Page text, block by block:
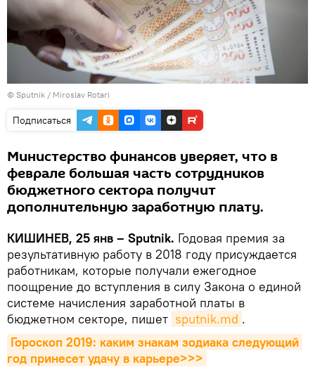
© Sputnik / Miroslav Rotari
Подписаться
Министерство финансов уверяет, что в
феврале большая часть сотрудников
бюджетного сектора получит
дополнительную заработную плату.
КИШИНЕВ, 25 янв – Sputnik. Годовая премия за
результативную работу в 2018 году присуждается
работникам, которые получали ежегодное
поощрение до вступления в силу Закона о единой
системе начисления заработной платы в
бюджетном секторе, пишет sputnik.md .
Гороскоп 2019: каким знакам зодиака следующий
год принесет удачу в карьере>>>